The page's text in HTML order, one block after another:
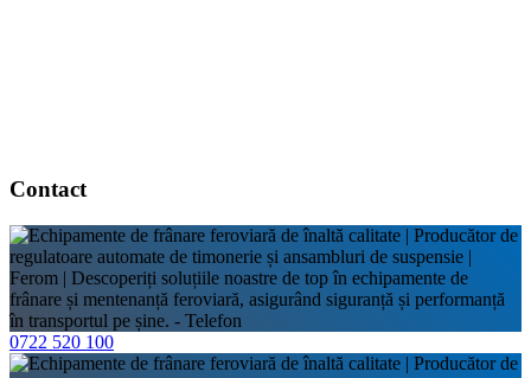
Contact
0722 520 100